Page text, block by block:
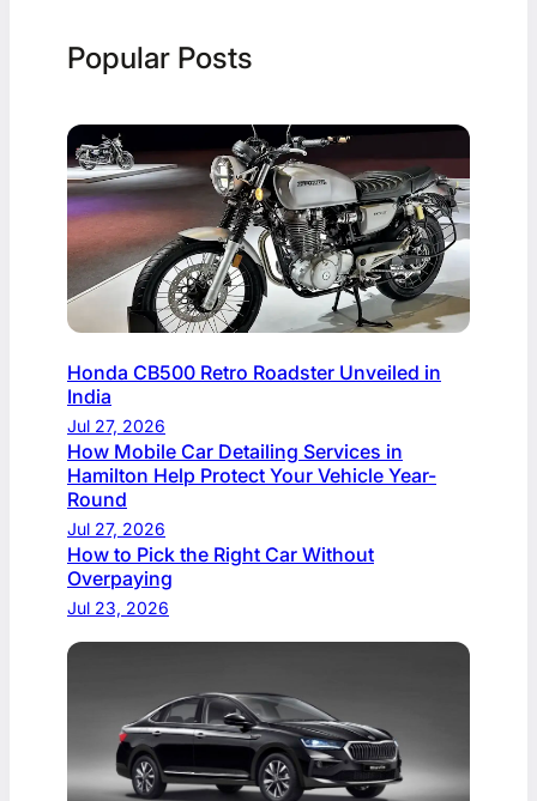
Popular Posts
Honda CB500 Retro Roadster Unveiled in
India
Jul 27, 2026
How Mobile Car Detailing Services in
Hamilton Help Protect Your Vehicle Year-
Round
Jul 27, 2026
How to Pick the Right Car Without
Overpaying
Jul 23, 2026